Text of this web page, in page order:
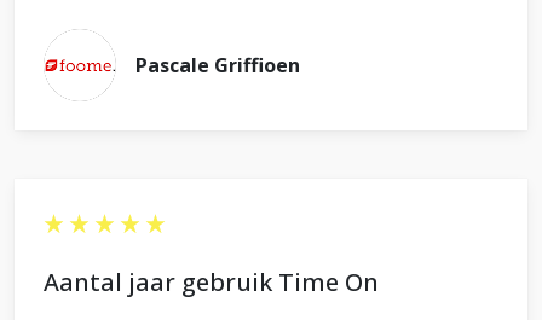
Pascale Griffioen
Aantal jaar gebruik Time On